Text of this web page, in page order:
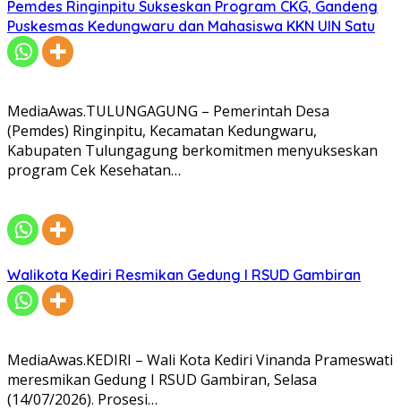
Pemdes Ringinpitu Sukseskan Program CKG, Gandeng
Puskesmas Kedungwaru dan Mahasiswa KKN UIN Satu
MediaAwas.TULUNGAGUNG – Pemerintah Desa
(Pemdes) Ringinpitu, Kecamatan Kedungwaru,
Kabupaten Tulungagung berkomitmen menyukseskan
program Cek Kesehatan…
Walikota Kediri Resmikan Gedung I RSUD Gambiran
MediaAwas.KEDIRI – Wali Kota Kediri Vinanda Prameswati
meresmikan Gedung I RSUD Gambiran, Selasa
(14/07/2026). Prosesi…